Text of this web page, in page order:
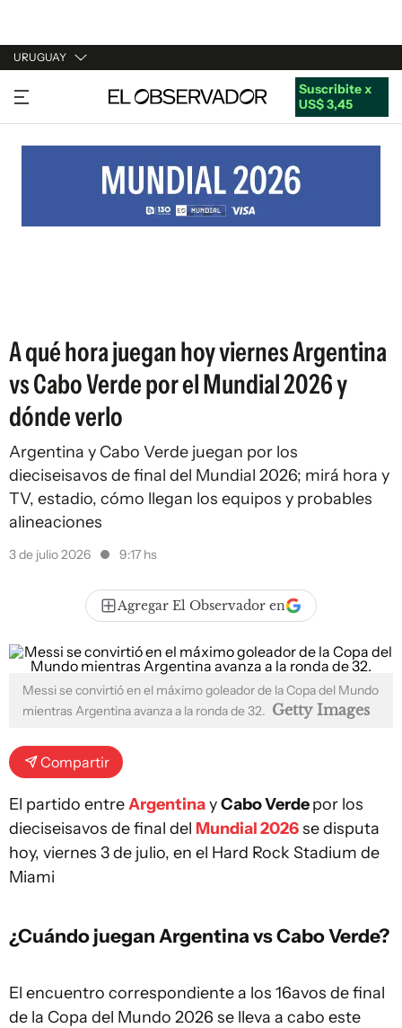
URUGUAY
URUGUAY
ARGENTINA
ESTADOS UNIDOS
Suscribite x
US$ 3,45
A qué hora juegan hoy viernes Argentina
vs Cabo Verde por el Mundial 2026 y
dónde verlo
Argentina y Cabo Verde juegan por los
dieciseisavos de final del Mundial 2026; mirá hora y
TV, estadio, cómo llegan los equipos y probables
alineaciones
3 de julio 2026 9:17 hs
Agregar El Observador en
Messi se convirtió en el máximo goleador de la Copa del Mundo
mientras Argentina avanza a la ronda de 32. Getty Images
Compartir
El partido entreArgentinayCabo Verdepor los
dieciseisavos de final del Mundial 2026se disputa
hoy, viernes 3 de julio, en el Hard Rock Stadium de
Miami
¿Cuándo juegan Argentina vs Cabo Verde?
El encuentro correspondiente a los 16avos de final
de la Copa del Mundo 2026 se lleva a cabo este